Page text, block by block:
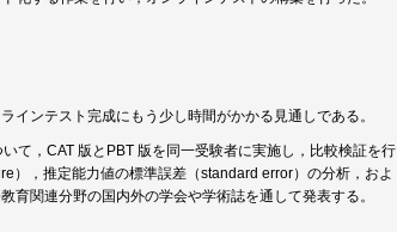
ンテスト完成にもう少し時間がかかる見通しである。
て，CAT 版とPBT 版を同一受験者に実施し，比較検証を行
），推定能力値の標準誤差（standard error）の分析，およ
関連分野の国内外の学会や学術誌を通して発表する。